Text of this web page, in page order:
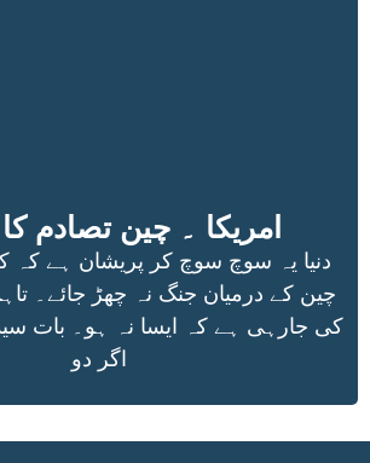
امریکا ۔ چین تصادم
دنیا یہ سوچ سوچ کر پریشان ہے کہ
چین کے درمیان جنگ نہ چھڑ جائے۔
کی جارہی ہے کہ ایسا نہ ہو۔ بات
اگر دو